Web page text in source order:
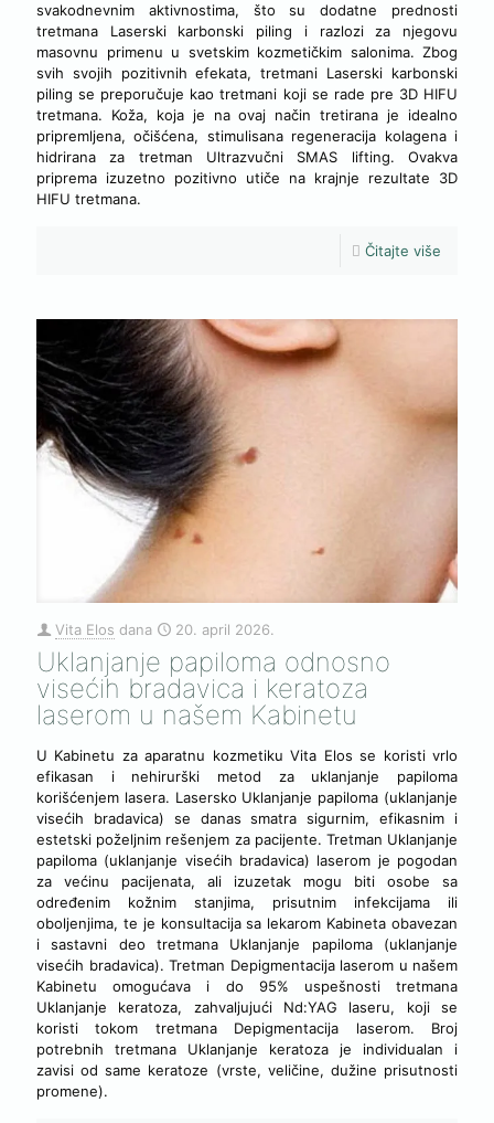
svakodnevnim aktivnostima, što su dodatne prednosti
tretmana Laserski karbonski piling i razlozi za njegovu
masovnu primenu u svetskim kozmetičkim salonima. Zbog
svih svojih pozitivnih efekata, tretmani Laserski karbonski
piling se preporučuje kao tretmani koji se rade pre 3D HIFU
tretmana. Koža, koja je na ovaj način tretirana je idealno
pripremljena, očišćena, stimulisana regeneracija kolagena i
hidrirana za tretman Ultrazvučni SMAS lifting. Ovakva
priprema izuzetno pozitivno utiče na krajnje rezultate 3D
HIFU tretmana.
Čitajte više
Vita Elos dana 20. april 2026.
Uklanjanje papiloma odnosno
visećih bradavica i keratoza
laserom u našem Kabinetu
U Kabinetu za aparatnu kozmetiku Vita Elos se koristi vrlo
efikasan i nehirurški metod za uklanjanje papiloma
korišćenjem lasera. Lasersko Uklanjanje papiloma (uklanjanje
visećih bradavica) se danas smatra sigurnim, efikasnim i
estetski poželjnim rešenjem za pacijente. Tretman Uklanjanje
papiloma (uklanjanje visećih bradavica) laserom je pogodan
za većinu pacijenata, ali izuzetak mogu biti osobe sa
određenim kožnim stanjima, prisutnim infekcijama ili
oboljenjima, te je konsultacija sa lekarom Kabineta obavezan
i sastavni deo tretmana Uklanjanje papiloma (uklanjanje
visećih bradavica). Tretman Depigmentacija laserom u našem
Kabinetu omogućava i do 95% uspešnosti tretmana
Uklanjanje keratoza, zahvaljujući Nd:YAG laseru, koji se
koristi tokom tretmana Depigmentacija laserom. Broj
potrebnih tretmana Uklanjanje keratoza je individualan i
zavisi od same keratoze (vrste, veličine, dužine prisutnosti
promene).